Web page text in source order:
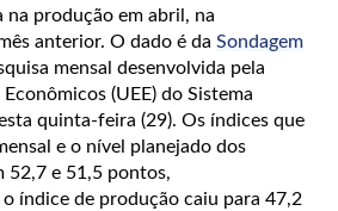
na produção em abril, na
anterior. O dado é da Sondagem
mensal desenvolvida pela
(UEE) do Sistema
quinta-feira (29). Os índices que
e o nível planejado dos
52,7 e 51,5 pontos,
índice de produção caiu para 47,2